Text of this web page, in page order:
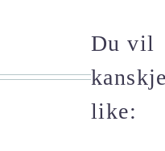
Du vil
kanskje
like: